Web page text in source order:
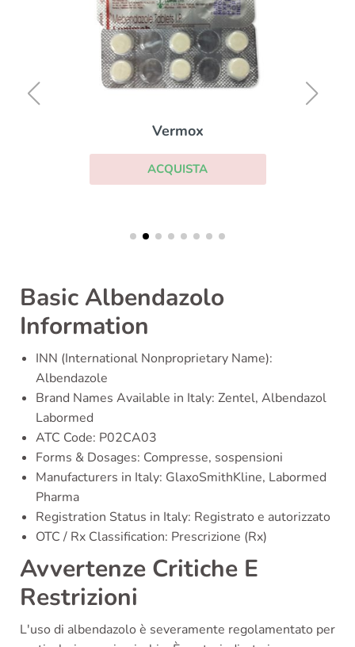
Vermox
ACQUISTA
Basic Albendazolo
Information
INN (International Nonproprietary Name):
Albendazole
Brand Names Available in Italy: Zentel, Albendazol
Labormed
ATC Code: P02CA03
Forms & Dosages: Compresse, sospensioni
Manufacturers in Italy: GlaxoSmithKline, Labormed
Pharma
Registration Status in Italy: Registrato e autorizzato
OTC / Rx Classification: Prescrizione (Rx)
Avvertenze Critiche E
Restrizioni
L'uso di albendazolo è severamente regolamentato per